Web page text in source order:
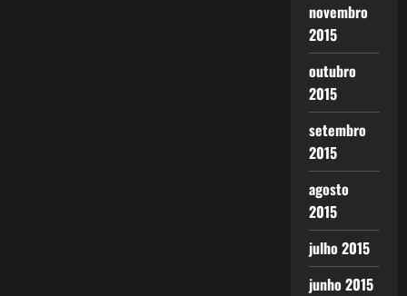
novembro
2015
outubro
2015
setembro
2015
agosto
2015
julho 2015
junho 2015